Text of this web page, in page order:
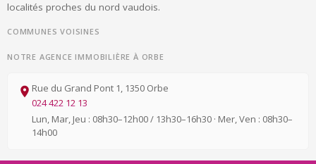
localités proches du nord vaudois.
COMMUNES VOISINES
NOTRE AGENCE IMMOBILIÈRE À ORBE
Rue du Grand Pont 1, 1350 Orbe
024 422 12 13
Lun, Mar, Jeu : 08h30–12h00 / 13h30–16h30 · Mer, Ven : 08h30–
14h00